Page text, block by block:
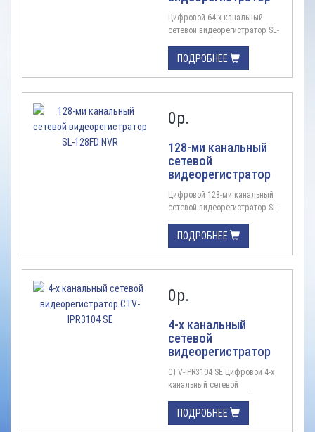
SL-64FD PRO NVR
Цифровой 64-х канальный
сетевой видеорегистратор SL-
Количество каналов 64;
Количество
каналов:64Входящая
пропускная способность
пропускная способность
Сетевой : 64012MP / 8MP / 6MP
/ 5MP / 4MP / 3MP / 1080P /
1280 × 1024 / 960P / 720P /
960H / D1 / CIF ...
ПОДРОБНЕЕ
0р.
128-ми канальный
сетевой
видеорегистратор
SL-128FD NVR
Цифровой 128-ми канальный
сетевой видеорегистратор SL-
видеорегистратор; Количество
каналов 128; Количество
каналов:128Входящая
пропускная способность
пропускная способность
Сетевой : 64012MP / 8MP / 6MP
/ 5MP / 4MP / 3MP / 1080P /
1280 × 1024 / 960P / 720P /
960H / D1 / CIF ...
ПОДРОБНЕЕ
0р.
4-х канальный
сетевой
видеорегистратор
CTV-IPR3104 SE
CTV-IPR3104 SE Цифровой 4-х
канальный сетевой
4-х канальный сетевой
видеорегистратор (NVR)
ПОДРОБНЕЕ